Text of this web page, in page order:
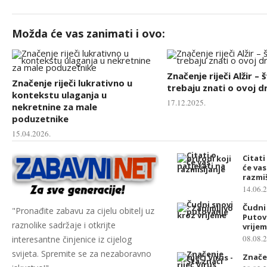
Možda će vas zanimati i ovo:
Značenje riječi lukrativno u
kontekstu ulaganja u
nekretnine za male
poduzetnike
15.04.2026.
Značenje riječi Alžir –
trebaju znati o ovoj
17.12.2025.
"Pronađite zabavu za cijelu obitelj uz
raznolike sadržaje i otkrijte
interesantne činjenice iz cijelog
svijeta. Spremite se za nezaboravno
Citati
će